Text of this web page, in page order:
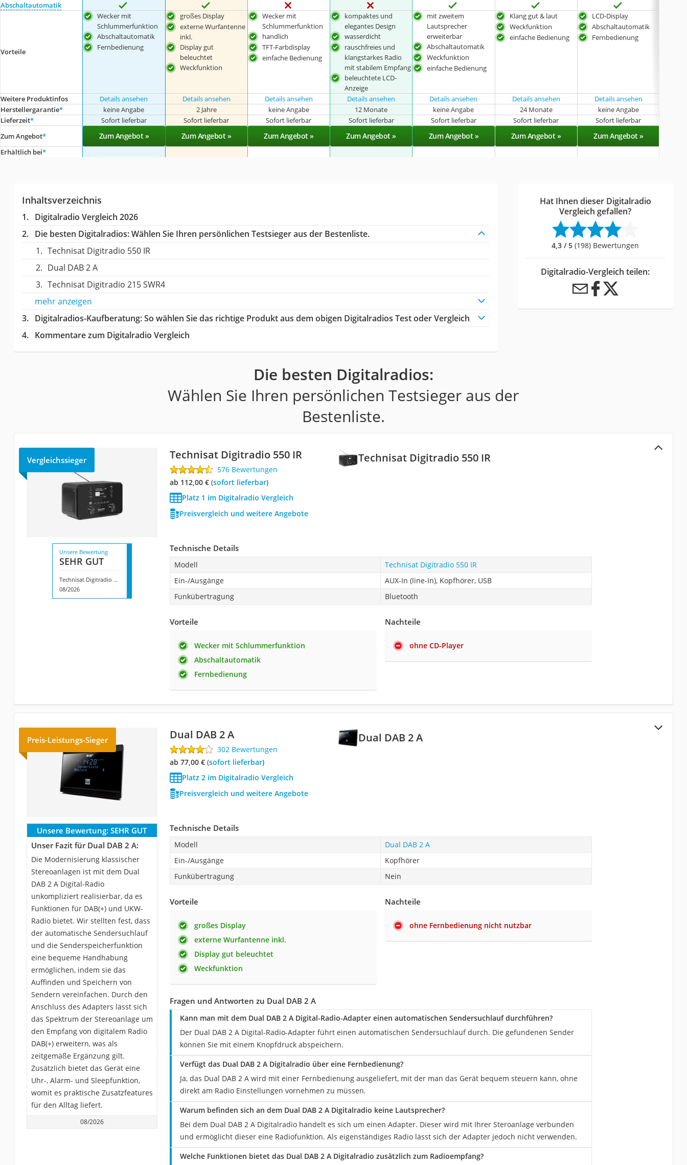
Abschaltautomatik
Vorteile
Wecker mit
Schlummerfunktion
Abschaltautomatik
Fernbedienung
großes Display
externe Wurfantenne
inkl.
Display gut
beleuchtet
Weckfunktion
Wecker mit
Schlummerfunktion
handlich
TFT-Farbdisplay
einfache Bedienung
kompaktes und
elegantes Design
wasserdicht
rauschfreies und
klangstarkes Radio
mit stabilem Empfang
beleuchtete LCD-
Anzeige
mit zweitem
Lautsprecher
erweiterbar
Abschaltautomatik
Weckfunktion
einfache Bedienung
Klang gut & laut
Weckfunktion
einfache Bedienung
LCD-Display
Abschaltautomatik
Fernbedienung
Weitere Produktinfos Details ansehen Details ansehen Details ansehen Details ansehen Details ansehen Details ansehen Details ansehen
Herstellergarantie* keine Angabe 2 Jahre keine Angabe 12 Monate keine Angabe 24 Monate keine Angabe
Lieferzeit* Sofort lieferbar Sofort lieferbar Sofort lieferbar Sofort lieferbar Sofort lieferbar Sofort lieferbar Sofort lieferbar
Zum Angebot* Zum Angebot » Zum Angebot » Zum Angebot » Zum Angebot » Zum Angebot » Zum Angebot » Zum Angebot »
Erhältlich bei*
Inhaltsverzeichnis
Digitalradio Vergleich 2026
Die besten Digitalradios:Wählen Sie Ihren persönlichen Testsieger aus der Bestenliste.
Technisat Digitradio 550 IR
Dual DAB 2 A
Technisat Digitradio 215 SWR4
mehr anzeigen
Digitalradios-Kaufberatung: So wählen Sie das richtige Produkt aus dem obigen Digitalradios Test oder Vergleich
Kommentare zum Digitalradio Vergleich
Hat Ihnen dieser Digitalradio
Vergleich gefallen?
4,3 / 5 (198) Bewertungen
Digitalradio-Vergleich teilen:
Die besten Digitalradios:
Wählen Sie Ihren persönlichen Testsieger aus der
Bestenliste.
Technisat Digitradio 550 IR
Vergleichssieger Technisat Digitradio 550 IR
576 Bewertungen
ab 112,00 €( Sofort lieferbar)
Platz 1 im Digitalradio Vergleich
Preisvergleich und weitere Angebote
Unsere Bewertung
SEHR GUT
Technisat Digitradio 550 IR
08/2026
Technische Details
Modell
Technisat Digitradio 550 IR
Ein-/Ausgänge
AUX-In (line-In), Kopfhörer, USB
Funkübertragung
Bluetooth
Vorteile
Wecker mit Schlummerfunktion
Abschaltautomatik
Fernbedienung
Nachteile
ohne CD-Player
Dual DAB 2 A
Preis-Leistungs-Sieger Dual DAB 2 A
302 Bewertungen
ab 77,00 €( Sofort lieferbar)
Platz 2 im Digitalradio Vergleich
Preisvergleich und weitere Angebote
Unsere Bewertung: SEHR GUT
Unser Fazit für Dual DAB 2 A:
Die Modernisierung klassischer
Stereoanlagen ist mit dem Dual
DAB 2 A Digital-Radio
unkompliziert realisierbar, da es
Funktionen für DAB(+) und UKW-
Radio bietet. Wir stellten fest, dass
der automatische Sendersuchlauf
und die Senderspeicherfunktion
eine bequeme Handhabung
ermöglichen, indem sie das
Auffinden und Speichern von
Sendern vereinfachen. Durch den
Anschluss des Adapters lässt sich
das Spektrum der Stereoanlage um
den Empfang von digitalem Radio
DAB(+) erweitern, was als
zeitgemäße Ergänzung gilt.
Zusätzlich bietet das Gerät eine
Uhr-, Alarm- und Sleepfunktion,
womit es praktische Zusatzfeatures
für den Alltag liefert.
08/2026
Technische Details
Modell
Dual DAB 2 A
Ein-/Ausgänge
Kopfhörer
Funkübertragung
Nein
Vorteile
großes Display
externe Wurfantenne inkl.
Display gut beleuchtet
Weckfunktion
Nachteile
ohne Fernbedienung nicht nutzbar
Fragen und Antworten zu Dual DAB 2 A
Kann man mit dem Dual DAB 2 A Digital-Radio-Adapter einen automatischen Sendersuchlauf durchführen?
Der Dual DAB 2 A Digital-Radio-Adapter führt einen automatischen Sendersuchlauf durch. Die gefundenen Sender
können Sie mit einem Knopfdruck abspeichern.
Verfügt das Dual DAB 2 A Digitalradio über eine Fernbedienung?
Ja, das Dual DAB 2 A wird mit einer Fernbedienung ausgeliefert, mit der man das Gerät bequem steuern kann, ohne
direkt am Radio Einstellungen vornehmen zu müssen.
Warum befinden sich an dem Dual DAB 2 A Digitalradio keine Lautsprecher?
Bei dem Dual DAB 2 A Digitalradio handelt es sich um einen Adapter. Dieser wird mit Ihrer Steroanlage verbunden
und ermöglicht dieser eine Radiofunktion. Als eigenständiges Radio lässt sich der Adapter jedoch nicht verwenden.
Welche Funktionen bietet das Dual DAB 2 A Digitalradio zusätzlich zum Radioempfang?